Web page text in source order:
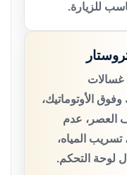
للزيارة.
وفوق الأوتوماتيك،
عدم
تسريب المياه،
لوحة التحكم.